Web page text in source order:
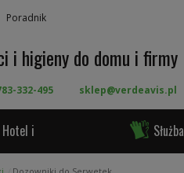
Poradnik
i higieny do domu i firmy
332-495 sklep@verdeavis.pl
Hotel i Służba